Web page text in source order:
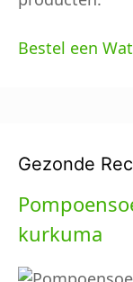
Bestel een
Gezonde
kurkuma